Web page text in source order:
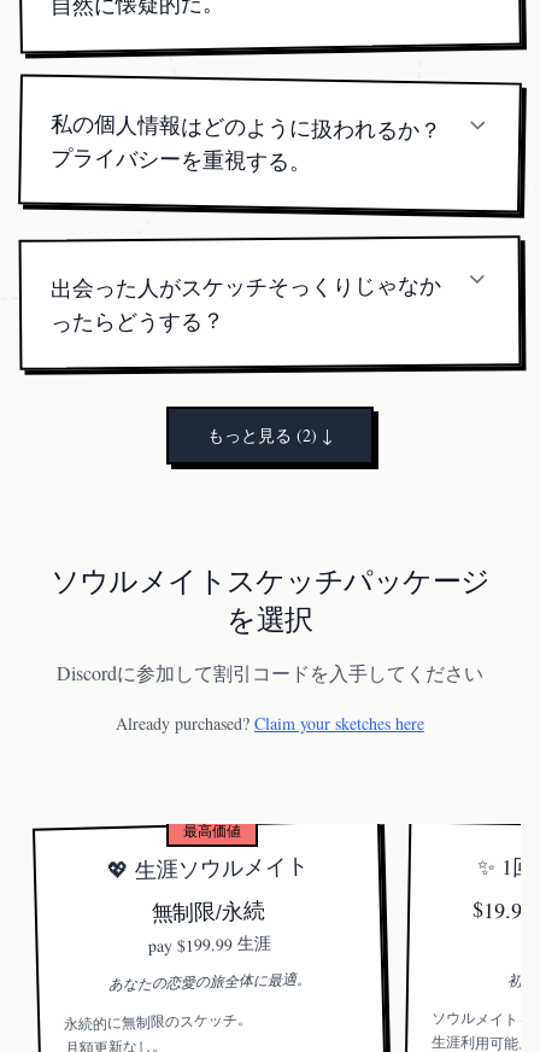
星術の原則をサイキック直感と組み合わせる。ス
ートは本物のシナストリーに基づく実用的な青写
真を提供し、真のつながりの*感覚*を認識するの
私の個人情報はどのように扱われるか？
プライバシーを重視する。
いる。
出会った人がスケッチそっくりじゃなか
ったらどうする？
特徴の芸術的レンダリングで、フォトレアルステ
ィックなポートレートではない。目と伝えるエネ
ルギーに焦点を当てる。多くのクライアントがス
ケッチによって促された「馴染みの感覚」を通じ
もっと見る (2) ↓
ソウルメイトスケッチパッケージ
を選択
Discordに参加して割引コードを入手してください
Already purchased? Claim your sketches here
最高価値
💖 生涯ソウルメイト
無制限/永続
pay $199.99 生涯
あなたの恋愛の旅全体に最適。
永続的に無制限のスケッチ。
月額更新なし。
✨ 1
初
ソウルメイトを
生涯利用可能。